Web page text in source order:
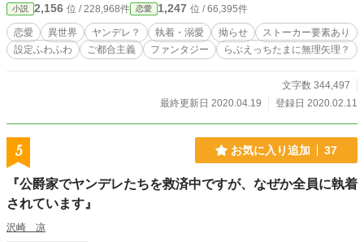
自ら望んで出向いたのに… ※初投稿です。 自分が好きな内容を詰め込みまし
た。 ご都合主義満載です。 許せる方だけお読みください…|дﾟ) 妄想爆発でいや
らしくなる予定です。文才がないので、たぶん、ですが…すみません。 ☆がつ
いてるのは軽度～R18要素入りです。 書いてるうちにジークさんとヴィーさん
い、皇太子殿下の執着から逃げたい 読み返して、たまに改稿かけています。 私
キャラクターも、あちこちでくっつけたくなります。病気です。
小説 2,156 位 / 228,968件 恋愛 1,247 位 / 66,395件
恋愛 異世界 ヤンデレ？ 執着・溺愛 拗らせ
ストーカー要素あり
設定ふわふわ
ご都合主義 ファンタジー らぶえっちたまに無理矢理？
文字数 344,497
最終更新日 2020.04.19
登録日 2020.02.11
5 お気に入り追加 37
『公爵家でヤンデレたちを救済中ですが、なぜか全員に執着
されています』
沢崎 凉